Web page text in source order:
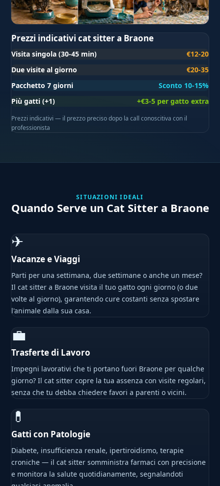
Prezzi indicativi cat sitter a Braone
Visita singola (30-45 min)
€12-20
Due visite al giorno
€20-35
Pacchetto 7 giorni
Sconto 10-15%
Più gatti (+1)
+€3-5 per gatto extra
Prezzi indicativi — il prezzo preciso dopo la call conoscitiva con il
professionista
SITUAZIONI IDEALI
Quando Serve un Cat Sitter a Braone
✈
Vacanze e Viaggi
Parti per una settimana, due settimane o anche un mese?
Il cat sitter a Braone visita il tuo gatto ogni giorno (o due
volte al giorno), garantendo cure costanti senza spostare
l'animale dalla sua casa.
💼
Trasferte di Lavoro
Impegni lavorativi che ti portano fuori Braone per qualche
giorno? Il cat sitter copre la tua assenza con visite regolari,
senza che tu debba chiedere favori a parenti o vicini.
💊
Gatti con Patologie
Diabete, insufficienza renale, ipertiroidismo, terapie
croniche — il cat sitter somministra farmaci con precisione
e monitora la salute quotidianamente, segnalandoti